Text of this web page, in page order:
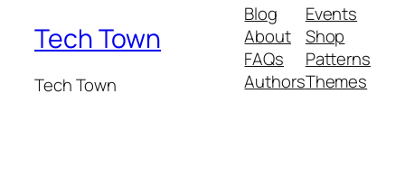
Tech Town
Tech Town
Blog
About
FAQs
Authors
Events
Shop
Patterns
Themes